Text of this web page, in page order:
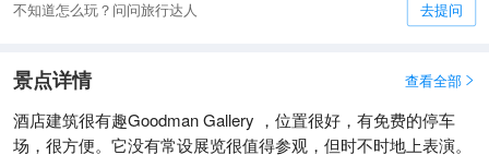
不知道怎么玩？问问旅行达人 去提问
景点详情 查看全部 
酒店建筑很有趣Goodman Gallery ，位置很好，有免费的停车
场，很方便。它没有常设展览很值得参观，但时不时地上表演。